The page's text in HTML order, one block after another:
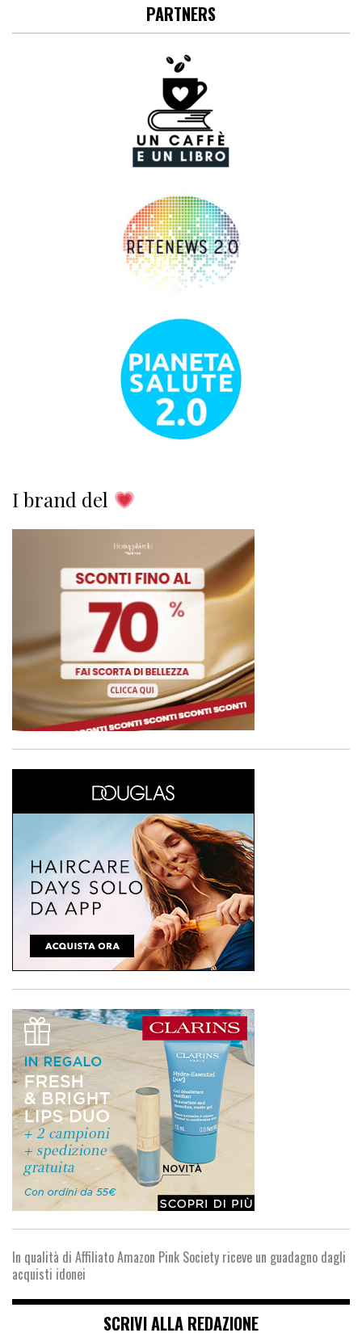
PARTNERS
I brand del
In qualità di Affiliato Amazon Pink Society riceve un guadagno dagli
acquisti idonei
SCRIVI ALLA REDAZIONE